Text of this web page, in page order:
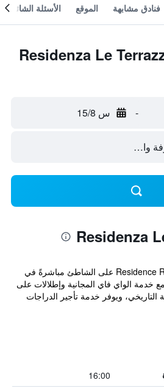
فنادق مشابهة الموقع الأسئلة الشائعة
- س 15/8
يقع Residence Residenza Le Terrazze على الشاطئ مباشرةً في
خدمة الواي فاي المجانية وإطلالات على
التاريخي، ويوفر خدمة تأجير الدراجات
16:00